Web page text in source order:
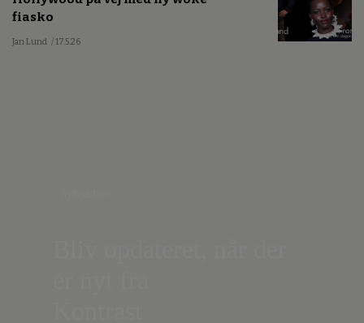
fiasko
Jan Lund / 17.5.26